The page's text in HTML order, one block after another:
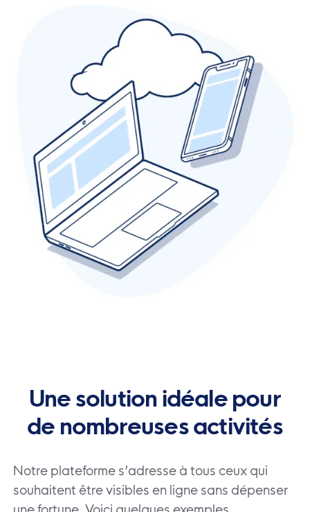
Une solution idéale pour
de nombreuses activités
Notre plateforme s’adresse à tous ceux qui
souhaitent être visibles en ligne sans dépenser